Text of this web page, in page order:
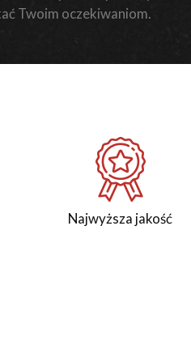
Twoim oczekiwaniom.
Najwyższa jakość